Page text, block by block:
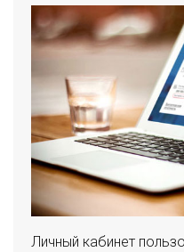
Личный кабинет